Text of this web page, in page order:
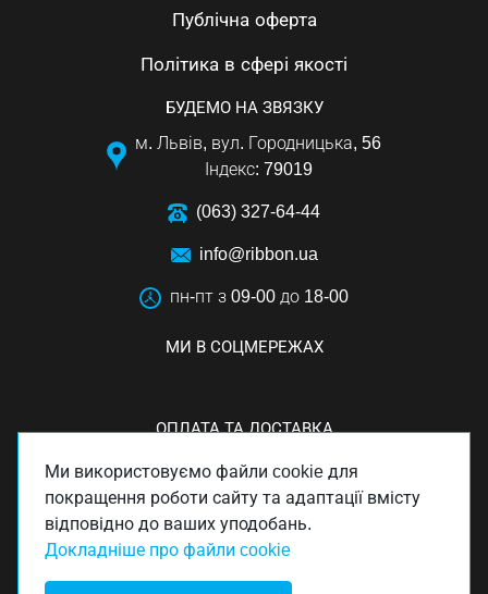
Публічна оферта
Політика в сфері якості
БУДЕМО НА ЗВЯЗКУ
м. Львів, вул. Городницька, 56
Індекс: 79019
(063) 327-64-44
info@ribbon.ua
пн-пт з 09-00 до 18-00
МИ В СОЦМЕРЕЖАХ
ОПЛАТА ТА ДОСТАВКА
Ми використовуємо файли cookie для
покращення роботи сайту та адаптації вмісту
відповідно до ваших уподобань.
Докладніше про файли cookie